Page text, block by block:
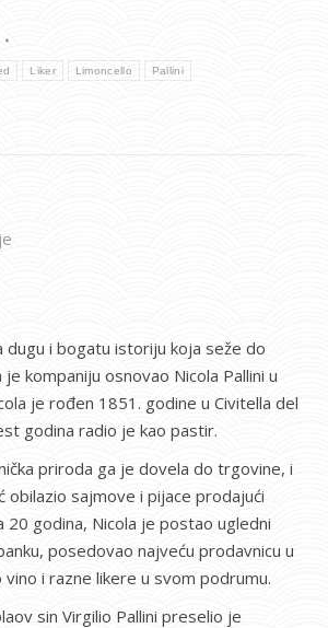
Liker Limoncello Pallini
dugu i bogatu istoriju koja seže do
kompaniju osnovao Nicola Pallini u
je rođen 1851. godine u Civitella del
godina radio je kao pastir.
priroda ga je dovela do trgovine, i
obilazio sajmove i pijace prodajući
20 godina, Nicola je postao ugledni
posedovao najveću prodavnicu u
i razne likere u svom podrumu.
sin Virgilio Pallini preselio je